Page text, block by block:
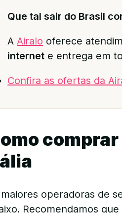
Que tal sair do Brasil
A Airalo oferece
internet e entrega em
Confira as ofertas da
maiores operadoras de
Recomendamos